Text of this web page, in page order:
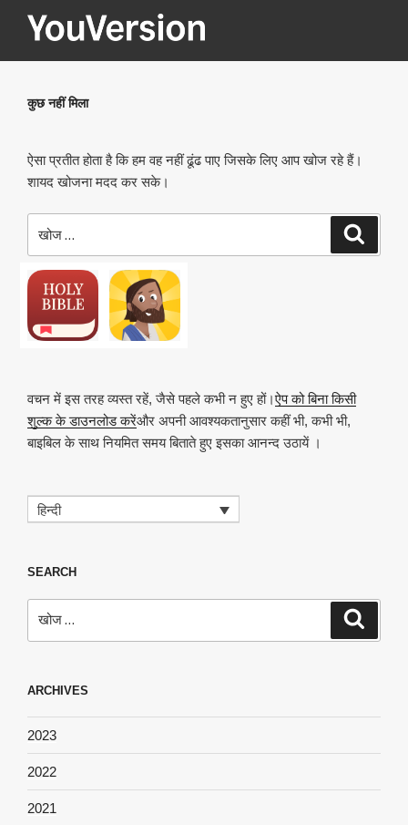
YOUVERSION
कुछ नहीं मिला
ऐसा प्रतीत होता है कि हम वह नहीं ढूंढ पाए जिसके लिए आप खोज रहे हैं।
शायद खोजना मदद कर सके।
खोजे
वचन में इस तरह व्यस्त रहें, जैसे पहले कभी न हुए हों।ऐप को बिना किसी
शुल्क के डाउनलोड करेंऔर अपनी आवश्यकतानुसार कहीं भी, कभी भी,
बाइबिल के साथ नियमित समय बिताते हुए इसका आनन्द उठायें ।
हिन्दी
SEARCH
खोजे
ARCHIVES
2023
2022
2021